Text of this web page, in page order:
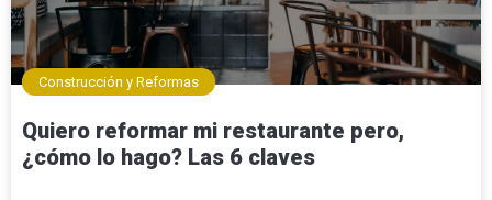
Construcción y Reformas
Quiero reformar mi restaurante pero,
¿cómo lo hago? Las 6 claves